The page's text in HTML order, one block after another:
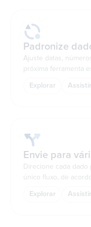
Padronize
Ajuste datas,
próxima ferramenta
Explorar
Envie para
Direcione cada
único fluxo, de
Explorar